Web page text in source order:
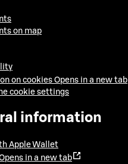
on map
on cookies Opens in a new tab
cookie settings
information
Apple Wallet
in a new tab